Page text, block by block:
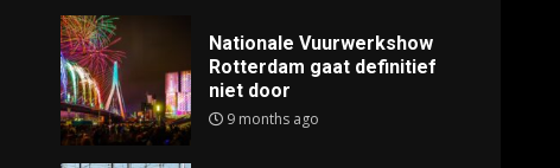
Nationale Vuurwerkshow
Rotterdam gaat definitief
niet door
9 months ago